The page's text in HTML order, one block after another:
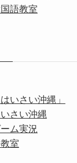
語教室
いさい沖縄」
さい沖縄
ム実況
室